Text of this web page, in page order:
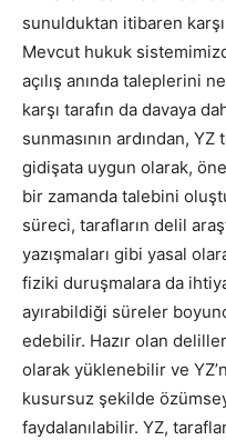
sunulduktan itibaren
Mevcut hukuk
açılış anında taleplerini
karşı tarafın da davaya
sunmasının ardından,
gidişata uygun olarak,
bir zamanda talebini
süreci, tarafların delil
yazışmaları gibi yasal
fiziki duruşmalara da
ayırabildiği süreler
edebilir. Hazır olan
olarak yüklenebilir ve
kusursuz şekilde
faydalanılabilir. YZ,